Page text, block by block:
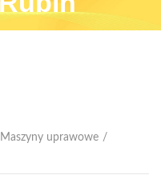
Maszyny uprawowe